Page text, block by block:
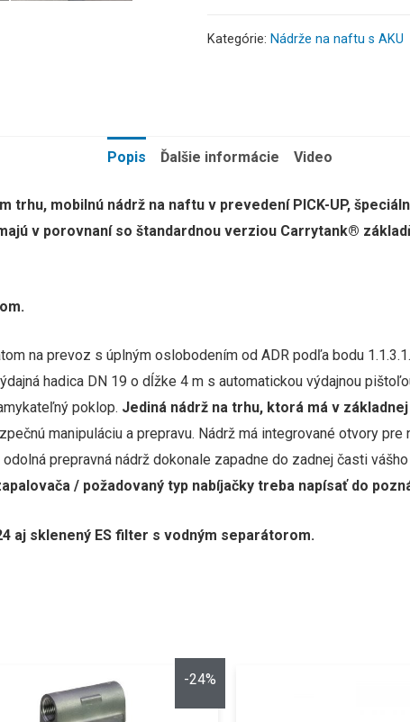
Kategórie: Nádrže na naftu s AKU
Popis Ďalšie informácie Video
mobilnú nádrž na naftu v prevedení PICK-UP,
v porovnaní so štandardnou verziou Carrytank®
na prevoz s úplným oslobodením od ADR podľa bodu
hadica DN 19 o dĺžke 4 m s automatickou výdajnou
poklop. Jediná nádrž na trhu, ktorá má v
manipuláciu a prepravu. Nádrž má integrované otvory
prepravná nádrž dokonale zapadne do zadnej časti
/ požadovaný typ nabíjačky treba napísať do
aj sklenený ES filter s vodným separátorom.
-24%